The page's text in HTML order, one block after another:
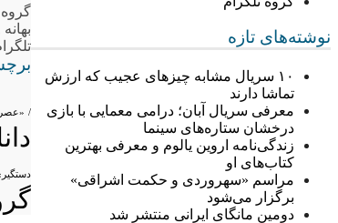
نوشته‌های تازه
۱۰ سریال مشابه چیزهای عجیب که ارزش
تماشا دارند
معرفی سریال آبان؛ درامی معمایی با بازی
درخشان ستاره‌های سینما
زندگی‌نامه اروین یالوم و معرفی بهترین
کتاب‌های او
مراسم «سهروردی و حکمت اشراقی»
برگزار می‌شود
دومین مانگای ایرانی منتشر شد
گروه
بهانه
/ «عصر